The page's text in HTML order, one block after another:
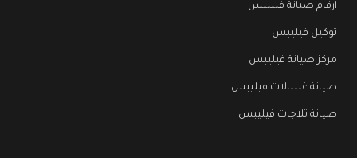
ارقام صيانة فيليبس
توكيل فيليبس
مركز صيانة فيليبس
صيانة غسالات فيليبس
صيانة ثلاجات فيليبس